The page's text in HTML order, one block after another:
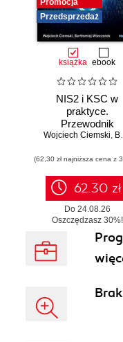
Promocja
Przedsprzedaż
książka ebook
NIS2 i KSC w
praktyce.
Przewodnik
wdrożeniowy
Wojciech Ciemski, Bartłomiej Wieczorek
(62,30 zł najniższa cena z
62.30 zł
Do 24.08.26
Oszczędzasz 30%!
W realizacji od